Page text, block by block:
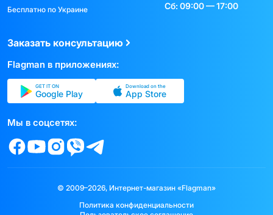
Бесплатно по Украине
Сб: 09:00 — 17:00
Заказать консультацию
Flagman в приложениях:
GET IT ON
Google Play
Download on the
App Store
Мы в соцсетях:
© 2009–2026, Интернет-магазин «Flagman»
Политика конфиденциальности